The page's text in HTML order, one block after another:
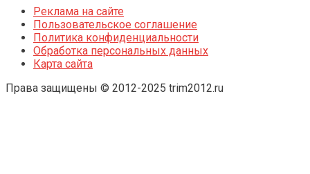
Реклама на сайте
Пользовательское соглашение
Политика конфиденциальности
Обработка персональных данных
Карта сайта
Права защищены © 2012-2025 trim2012.ru